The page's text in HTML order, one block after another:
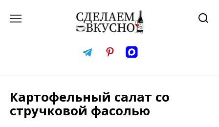
Картофельный салат со
стручковой фасолью